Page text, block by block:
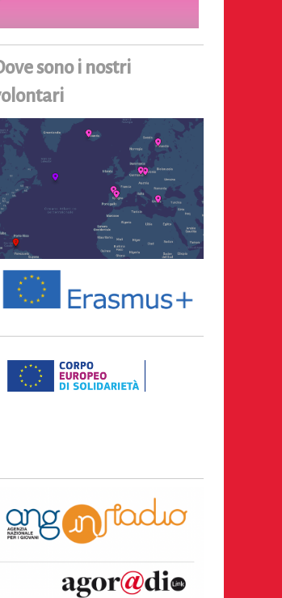
sono i nostri